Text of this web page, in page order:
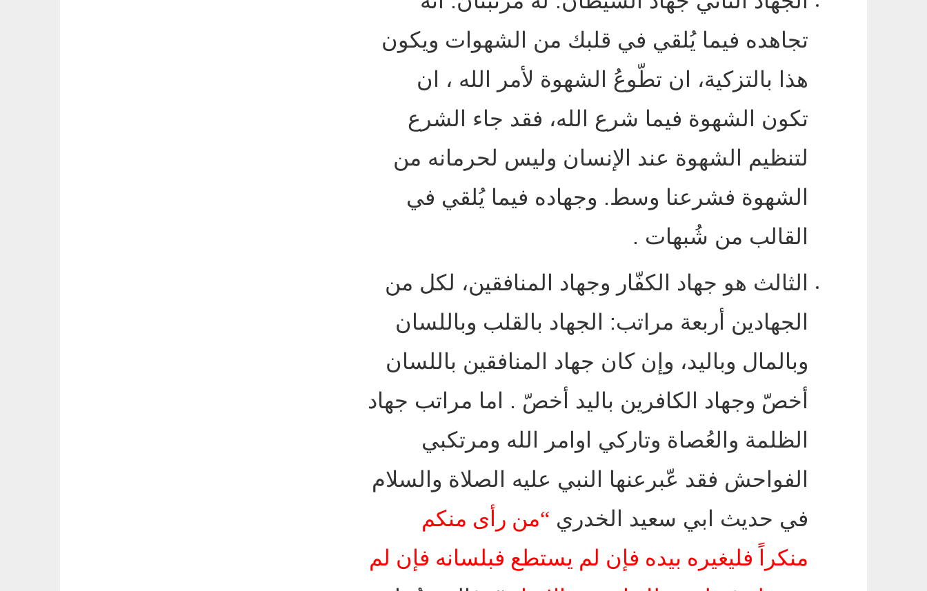
تجاهده فيما يُلقي في قلبك من الشهوات ويكون
هذا بالتزكية، ان تطّوعُ الشهوة لأمر الله ، ان
تكون الشهوة فيما شرع الله، فقد جاء الشرع
لتنظيم الشهوة عند الإنسان وليس لحرمانه من
الشهوة فشرعنا وسط. وجهاده فيما يُلقي في
القالب من شُبهات .
الثالث هو جهاد الكفّار وجهاد المنافقين، لكل من
الجهادين أربعة مراتب:
الجهاد بالقلب وباللسان
وبالمال وباليد، وإن كان جهاد المنافقين باللسان
أخصّ وجهاد الكافرين باليد أخصّ .
اما مراتب جهاد
الظلمة والعُصاة وتاركي اوامر الله ومرتكبي
الفواحش فقد عّبرعنها النبي عليه الصلاة والسلام
في حديث ابي سعيد الخدري “من رأى منكم
منكراً فليغيره بيده فإن لم يستطع فبلسانه فإن لم